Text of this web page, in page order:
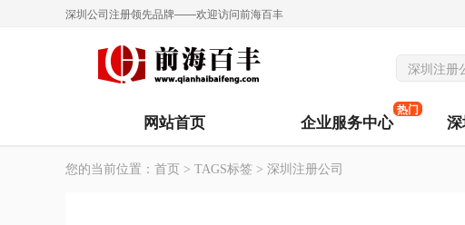
深圳公司注册领先品牌——欢迎访问前海百丰
网站首页 企业服务中心
热门
您的当前位置： 首页 > TAGS标签 > 深圳注册公司